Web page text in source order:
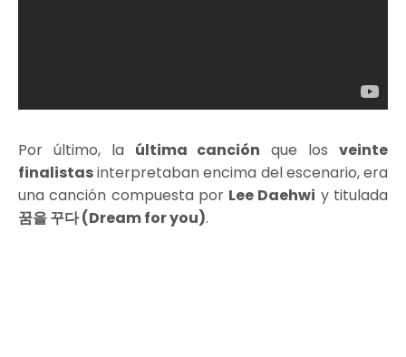
Por último, la última canción que losveinte
finalistasinterpretaban encima del escenario, era
una canción compuesta por Lee Daehwi y titulada
꿈을 꾸다 (Dream for you).